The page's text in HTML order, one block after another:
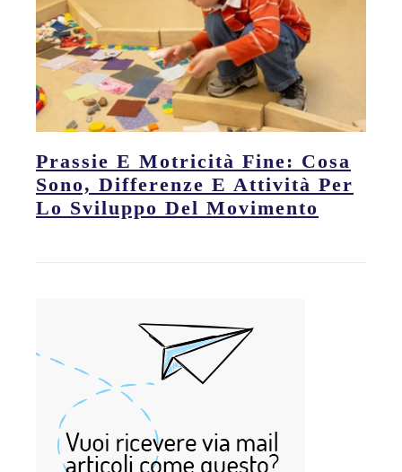
Prassie E Motricità Fine: Cosa
Sono, Differenze E Attività Per
Lo Sviluppo Del Movimento